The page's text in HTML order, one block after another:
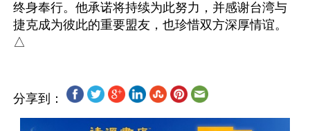
终身奉行。他承诺将持续为此努力，并感谢台湾与
捷克成为彼此的重要盟友，也珍惜双方深厚情谊。
分享到：